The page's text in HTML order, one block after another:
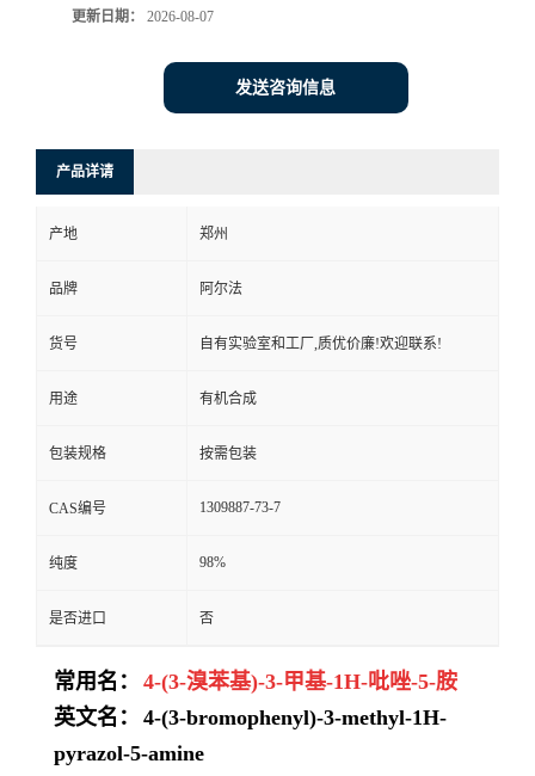
言
更新日期： 2026-08-07
发送咨询信息
产品详请
产地 郑州
品牌 阿尔法
货号 自有实验室和工厂,质优价廉!欢迎联系!
用途 有机合成
包装规格 按需包装
CAS编号 1309887-73-7
纯度 98%
是否进口 否
常用名：
4-(3-溴苯基)-3-甲基-1H-吡唑-5-胺
英文名：
4-(3-bromophenyl)-3-methyl-1H-
pyrazol-5-amine